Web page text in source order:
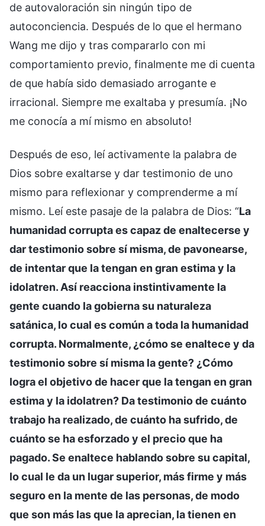
de autovaloración sin ningún tipo de
autoconciencia. Después de lo que el hermano
Wang me dijo y tras compararlo con mi
comportamiento previo, finalmente me di cuenta
de que había sido demasiado arrogante e
irracional. Siempre me exaltaba y presumía. ¡No
me conocía a mí mismo en absoluto!
Después de eso, leí activamente la palabra de
Dios sobre exaltarse y dar testimonio de uno
mismo para reflexionar y comprenderme a mí
mismo. Leí este pasaje de la palabra de Dios: “La
humanidad corrupta es capaz de enaltecerse y
dar testimonio sobre sí misma, de pavonearse,
de intentar que la tengan en gran estima y la
idolatren. Así reacciona instintivamente la
gente cuando la gobierna su naturaleza
satánica, lo cual es común a toda la humanidad
corrupta. Normalmente, ¿cómo se enaltece y da
testimonio sobre sí misma la gente? ¿Cómo
logra el objetivo de hacer que la tengan en gran
estima y la idolatren? Da testimonio de cuánto
trabajo ha realizado, de cuánto ha sufrido, de
cuánto se ha esforzado y el precio que ha
pagado. Se enaltece hablando sobre su capital,
lo cual le da un lugar superior, más firme y más
seguro en la mente de las personas, de modo
que son más las que la aprecian, la tienen en